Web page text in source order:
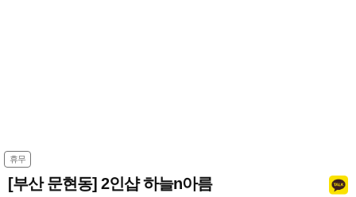
휴무
[부산 문현동] 2인샵 하늘n아름